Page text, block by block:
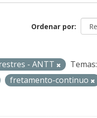
Ordenar por
- ANTT Temas:
fretamento-continuo